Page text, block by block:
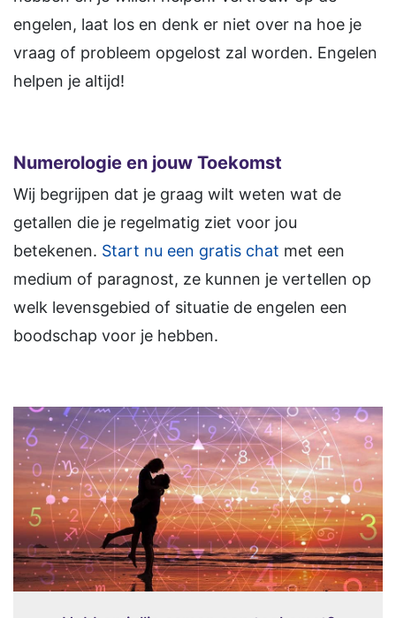
engelen, laat los en denk er niet over na hoe je
vraag of probleem opgelost zal worden. Engelen
helpen je altijd!
Numerologie en jouw Toekomst
Wij begrijpen dat je graag wilt weten wat de
getallen die je regelmatig ziet voor jou
betekenen. Start nu een gratis chat met een
medium of paragnost, ze kunnen je vertellen op
welk levensgebied of situatie de engelen een
boodschap voor je hebben.